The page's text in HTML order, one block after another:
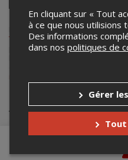
Facebook LinkedinPinterestEnvoyer
par
courriel
Lepointdevente.com agit à titre
The Floordans le cadre de
pour ses événements.
Achat de billets
En cliquant sur « Tout
à ce que nous utilisions
Des informations
dans nos politiques de
Gérer